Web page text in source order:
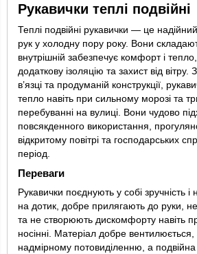
Рукавички теплі подвійні
Теплі подвійні рукавички — це
рук у холодну пору року. Вони
внутрішній забезпечує комфорт і
додаткову ізоляцію та захист від вітру.
в’язці та продуманій конструкції,
тепло навіть при сильному морозі та
перебуванні на вулиці. Вони чудово
повсякденного використання,
відкритому повітрі та господарських
період.
Переваги
Рукавички поєднують у собі зручність і
на дотик, добре прилягають до руки,
та не створюють дискомфорту навіть
носінні. Матеріал добре вентилюється,
надмірному потовиділенню, а